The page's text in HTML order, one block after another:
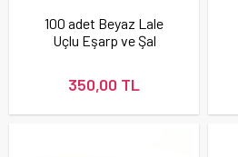
100 adet Beyaz Lale
Uçlu Eşarp ve Şal
350,00 TL